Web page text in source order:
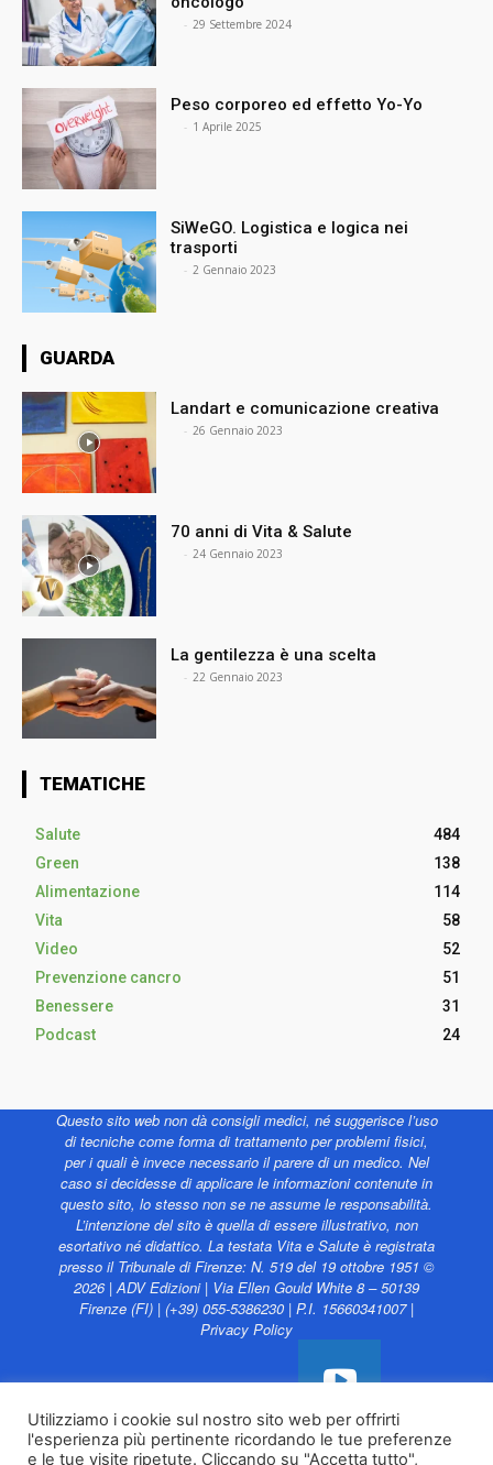
- 29 Settembre 2024
Peso corporeo ed effetto Yo-Yo
- 1 Aprile 2025
SiWeGO. Logistica e logica nei
trasporti
- 2 Gennaio 2023
GUARDA
Landart e comunicazione creativa
- 26 Gennaio 2023
70 anni di Vita & Salute
- 24 Gennaio 2023
La gentilezza è una scelta
- 22 Gennaio 2023
TEMATICHE
Salute
484
Green
138
Alimentazione
114
Vita
58
Video
52
Prevenzione cancro
51
Benessere
31
Podcast
24
Questo sito web non dà consigli medici, né suggerisce l’uso
di tecniche come forma di trattamento per problemi fisici,
per i quali è invece necessario il parere di un medico. Nel
caso si decidesse di applicare le informazioni contenute in
questo sito, lo stesso non se ne assume le responsabilità.
L’intenzione del sito è quella di essere illustrativo, non
esortativo né didattico. La testata Vita e Salute è registrata
presso il Tribunale di Firenze: N. 519 del 19 ottobre 1951 ©
2026 | ADV Edizioni | Via Ellen Gould White 8 – 50139
Firenze (FI) | (+39) 055-5386230 | P.I. 15660341007 |
Privacy Policy
Vita e Salute web è
Utilizziamo i cookie sul nostro sito web per offrirti
l'esperienza più pertinente ricordando le tue preferenze
e le tue visite ripetute. Cliccando su "Accetta tutto",